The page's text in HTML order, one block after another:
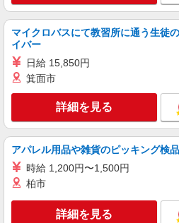
21）
キープ
アルバイト パート
コンパスグループ・ジャパン株式会社
調理師【アルバイ
時給1,600円以上 試用期間中 時給1,600円
(試用期間2ヶ月) 残業が発生した場合、残業代を1
分単位で別途支給し
ベネッセ大泉学
マイクロバスにて教習所に通う生徒
イバー
日給 15,850円
箕面市
詳細を見る
アパレル用品や雑貨のピッキング検品
時給 1,200円〜1,500円
柏市
詳細を見る